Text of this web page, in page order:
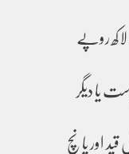
روپے
یا دیگر
اور پانچ